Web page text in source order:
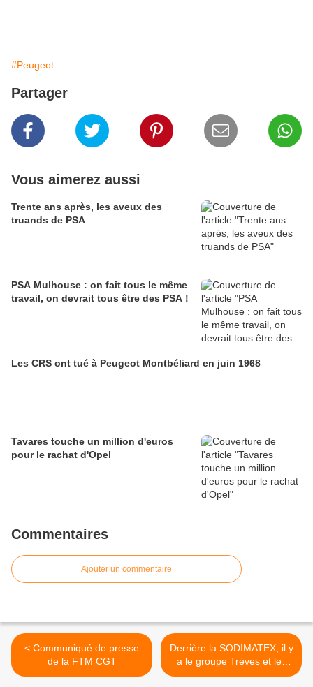
#Peugeot
Partager
Vous aimerez aussi
Trente ans après, les aveux des
truands de PSA
PSA Mulhouse : on fait tous le même
travail, on devrait tous être des PSA !
Les CRS ont tué à Peugeot Montbéliard en juin 1968
Tavares touche un million d'euros
pour le rachat d'Opel
Commentaires
Ajouter un commentaire
< Communiqué de presse
de la FTM CGT
Derrière la SODIMATEX, il y
a le groupe Trèves et les
grands constructeurs